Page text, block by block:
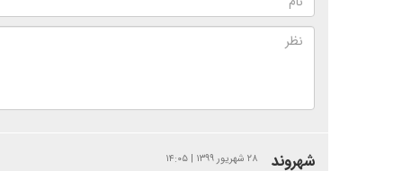
شهروند ۲۸ شهریور ۱۳۹۹ | ۱۴:۰۵